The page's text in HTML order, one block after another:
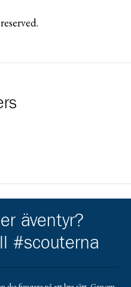
stöd av
upplevaochgora/
trangia.se/
Gå till https://
äventyr?
#scouterna